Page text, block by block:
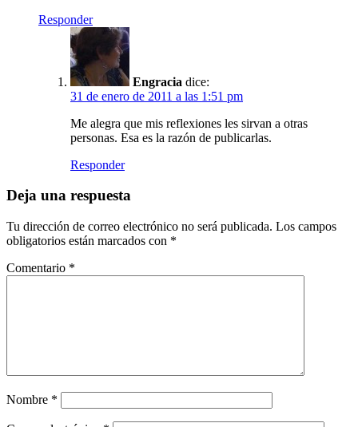
Responder
Engracia dice:
31 de enero de 2011 a las 1:51 pm
Me alegra que mis reflexiones les sirvan a otras
personas. Esa es la razón de publicarlas.
Responder
Deja una respuesta
Tu dirección de correo electrónico no será publicada. Los campos
obligatorios están marcados con *
Comentario *
Nombre *